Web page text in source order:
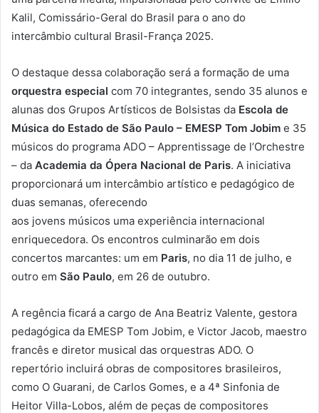
Kalil, Comissário-Geral do Brasil para o ano do
intercâmbio cultural Brasil-França 2025.
O destaque dessa colaboração será a formação de uma
orquestra especial com 70 integrantes, sendo 35 alunos e
alunas dos Grupos Artísticos de Bolsistas da Escola de
Música do Estado de São Paulo – EMESP Tom Jobim e 35
músicos do programa ADO – Apprentissage de l’Orchestre
– da Academia da Ópera Nacional de Paris. A iniciativa
proporcionará um intercâmbio artístico e pedagógico de
duas semanas, oferecendo
aos jovens músicos uma experiência internacional
enriquecedora. Os encontros culminarão em dois
concertos marcantes: um em Paris, no dia 11 de julho, e
outro em São Paulo, em 26 de outubro.
A regência ficará a cargo de Ana Beatriz Valente, gestora
pedagógica da EMESP Tom Jobim, e Victor Jacob, maestro
francês e diretor musical das orquestras ADO. O
repertório incluirá obras de compositores brasileiros,
como O Guarani, de Carlos Gomes, e a 4ª Sinfonia de
Heitor Villa-Lobos, além de peças de compositores